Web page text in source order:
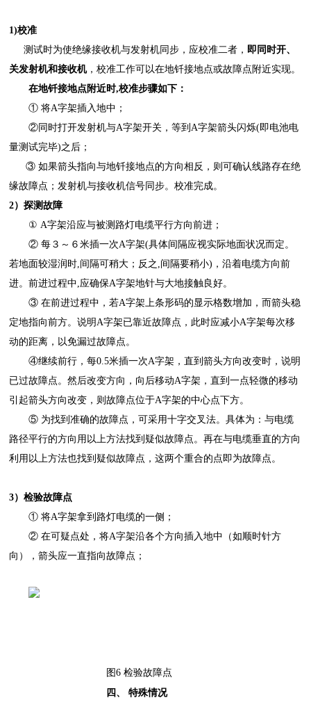
1)校准
测试时为使绝缘接收机与发射机同步，应校准二者，即同时开、
关发射机和接收机，校准工作可以在地钎接地点或故障点附近实现。
在地钎接地点附近时,校准步骤如下：
① 将A字架插入地中；
②同时打开发射机与A字架开关，等到A字架箭头闪烁(即电池电
量测试完毕)之后；
③ 如果箭头指向与地钎接地点的方向相反，则可确认线路存在绝
缘故障点；发射机与接收机信号同步。校准完成。
2）探测故障
① A字架沿应与被测路灯电缆平行方向前进；
②每３～６米插一次A字架(具体间隔应视实际地面状况而定。
若地面较湿润时,间隔可稍大；反之,间隔要稍小)，沿着电缆方向前
进。前进过程中,应确保A字架地针与大地接触良好。
③在前进过程中，若A字架上条形码的显示格数增加，而箭头稳
定地指向前方。说明A字架已靠近故障点，此时应减小A字架每次移
动的距离，以免漏过故障点。
④继续前行，每0.5米插一次A字架，直到箭头方向改变时，说明
已过故障点。然后改变方向，向后移动A字架，直到一点轻微的移动
引起箭头方向改变，则故障点位于A字架的中心点下方。
⑤ 为找到准确的故障点，可采用十字交叉法。具体为：与电缆
路径平行的方向用以上方法找到疑似故障点。再在与电缆垂直的方向
利用以上方法也找到疑似故障点，这两个重合的点即为故障点。
3）检验故障点
①将A字架拿到路灯电缆的一侧；
②在可疑点处，将A字架沿各个方向插入地中（如顺时针方
向），箭头应一直指向故障点；
图6 检验故障点
四、
特殊情况